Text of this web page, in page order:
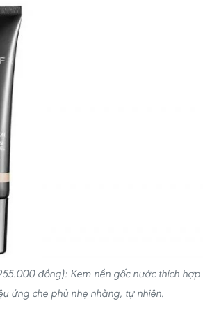
đồng): Kem nền gốc nước thích hợp
ứng che phủ nhẹ nhàng, tự nhiên.